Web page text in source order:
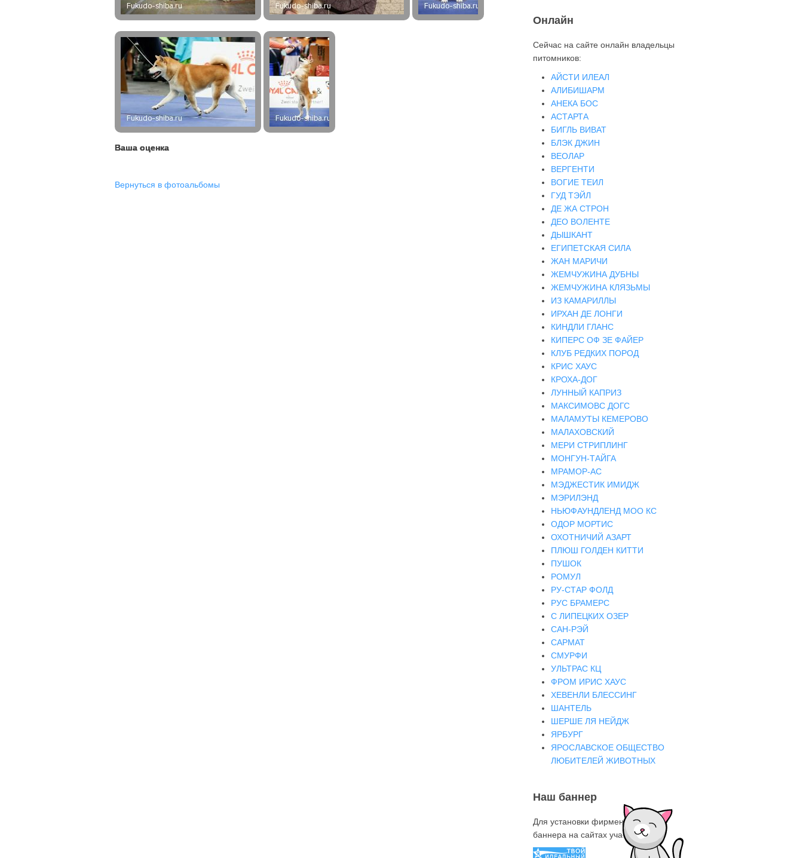
Ваша оценка
Вернуться в фотоальбомы
Онлайн
Сейчас на сайте онлайн владельцы
питомников:
АЙСТИ ИЛЕАЛ
АЛИБИШАРМ
АНЕКА БОС
АСТАРТА
БИГЛЬ ВИВАТ
БЛЭК ДЖИН
ВЕОЛАР
ВЕРГЕНТИ
ВОГИЕ ТЕИЛ
ГУД ТЭЙЛ
ДЕ ЖА СТРОН
ДЕО ВОЛЕНТЕ
ДЫШКАНТ
ЕГИПЕТСКАЯ СИЛА
ЖАН МАРИЧИ
ЖЕМЧУЖИНА ДУБНЫ
ЖЕМЧУЖИНА КЛЯЗЬМЫ
ИЗ КАМАРИЛЛЫ
ИРХАН ДЕ ЛОНГИ
КИНДЛИ ГЛАНС
КИПЕРС ОФ ЗЕ ФАЙЕР
КЛУБ РЕДКИХ ПОРОД
КРИС ХАУС
КРОХА-ДОГ
ЛУННЫЙ КАПРИЗ
МАКСИМОВС ДОГС
МАЛАМУТЫ КЕМЕРОВО
МАЛАХОВСКИЙ
МЕРИ СТРИПЛИНГ
МОНГУН-ТАЙГА
МРАМОР-АС
МЭДЖЕСТИК ИМИДЖ
МЭРИЛЭНД
НЬЮФАУНДЛЕНД МОО КС
ОДОР МОРТИС
ОХОТНИЧИЙ АЗАРТ
ПЛЮШ ГОЛДЕН КИТТИ
ПУШОК
РОМУЛ
РУ-СТАР ФОЛД
РУС БРАМЕРС
С ЛИПЕЦКИХ ОЗЕР
САН-РЭЙ
САРМАТ
СМУРФИ
УЛЬТРАС КЦ
ФРОМ ИРИС ХАУС
ХЕВЕНЛИ БЛЕССИНГ
ШАНТЕЛЬ
ШЕРШЕ ЛЯ НЕЙДЖ
ЯРБУРГ
ЯРОСЛАВСКОЕ ОБЩЕСТВО
ЛЮБИТЕЛЕЙ ЖИВОТНЫХ
Наш баннер
Для установки фирменного знака-
баннера на сайтах участниках